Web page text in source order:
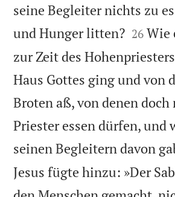
seine Begleiter nichts zu
und Hunger litten?
26 Wie
zur Zeit des
Haus Gottes ging und von
Broten aß, von denen doch
Priester essen dürfen, und
seinen Begleitern davon
Jesus fügte hinzu: »Der